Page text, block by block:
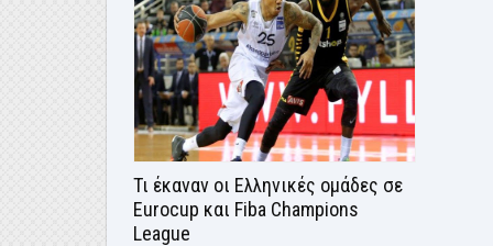
Τι έκαναν οι Ελληνικές ομάδες σε
Eurocup και Fiba Champions
League